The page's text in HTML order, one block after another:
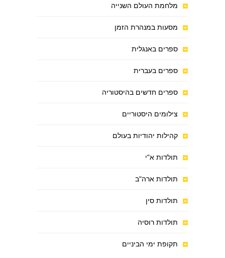
מלחמת העולם השנייה
מסעות במנהרת הזמן
ספרים באנגלית
ספרים בעברית
ספרים חדשים בהיסטוריה
צילומים היסטוריים
קהילות יהודיות בעולם
תולדות א"י
תולדות ארה"ב
תולדות סין
תולדות רוסיה
תקופת ימי הביניים